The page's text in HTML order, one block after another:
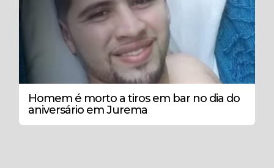
Homem é morto a tiros em bar no dia do
aniversário em Jurema